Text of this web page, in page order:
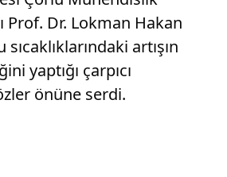
Prof. Dr. Lokman Hakan
artışın
yaptığı çarpıcı
önüne serdi.